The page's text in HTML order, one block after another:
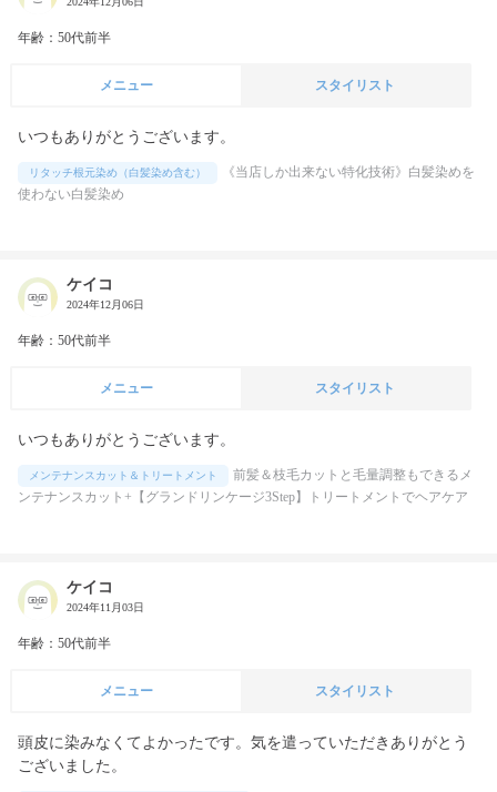
年齢：50代前半
メニュー スタイリスト
いつもありがとうございます。
リタッチ根元染め（白髪染め含む）
《当店しか出来ない特化技術》白髪染めを
使わない白髪染め
ケイコ
2024年12月06日
年齢：50代前半
メニュー スタイリスト
いつもありがとうございます。
メンテナンスカット＆トリートメント
前髪＆枝毛カットと毛量調整もできるメ
ンテナンスカット+【グランドリンケージ3Step】トリートメントでヘアケア
ケイコ
2024年11月03日
年齢：50代前半
メニュー スタイリスト
頭皮に染みなくてよかったです。気を遣っていただきありがとう
ございました。